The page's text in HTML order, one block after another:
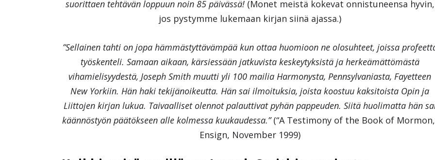
suorittaen tehtävän loppuun noin 85 päivässä!(Monet meistä kokevat onnistuneensa hyvin,
jos pystymme lukemaan kirjan siinä ajassa.)
”Sellainen tahti on jopa hämmästyttävämpää kun ottaa huomioon ne olosuhteet, joissa
työskenteli. Samaan aikaan, kärsiessään jatkuvista keskeytyksistä ja herkeämättömästä
vihamielisyydestä, Joseph Smith muutti yli 100 mailia Harmonysta, Pennsylvaniasta, Fayetteen
New Yorkiin. Hän haki tekijänoikeutta. Hän sai ilmoituksia, joista koostuu kaksitoista Opin ja
Liittojen kirjan lukua. Taivaalliset olennot palauttivat pyhän pappeuden. Siitä huolimatta hän
käännöstyön päätökseen alle kolmessa kuukaudessa.”(“A Testimony of the Book of
Ensign, November 1999)